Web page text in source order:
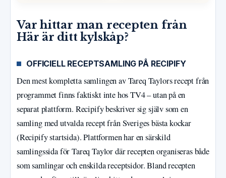
Var hittar man recepten från
Här är ditt kylskåp?
OFFICIELL RECEPTSAMLING PÅ RECIPIFY
Den mest kompletta samlingen av Tareq Taylors recept från
programmet finns faktiskt inte hos TV4 – utan på en
separat plattform. Recipify beskriver sig själv som en
samling med utvalda recept från Sveriges bästa kockar
(Recipify startsida). Plattformen har en särskild
samlingssida för Tareq Taylor där recepten organiseras både
som samlingar och enskilda receptsidor. Bland recepten